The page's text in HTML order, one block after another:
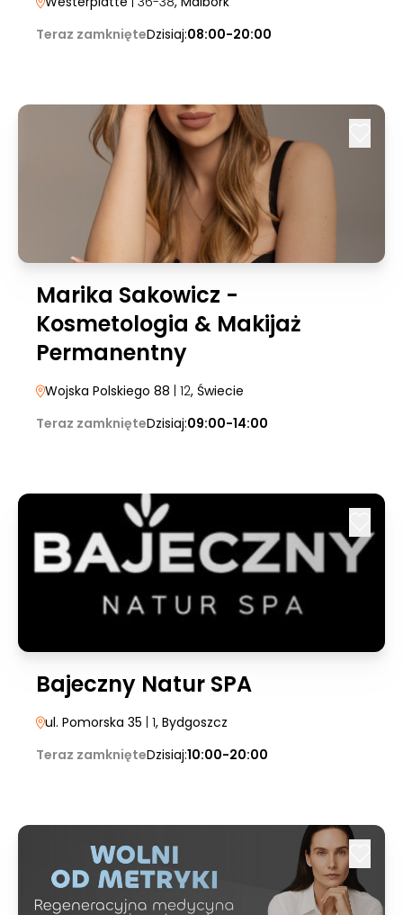
Teraz zamknięteDzisiaj:08:00-20:00
Marika Sakowicz -
Kosmetologia & Makijaż
Permanentny
Wojska Polskiego 88 | 12, Świecie
Teraz zamknięteDzisiaj:09:00-14:00
Bajeczny Natur SPA
ul. Pomorska 35 | 1, Bydgoszcz
Teraz zamknięteDzisiaj:10:00-20:00